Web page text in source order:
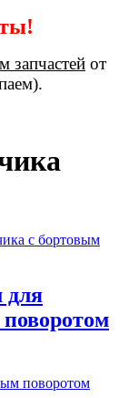
запчастей от
для